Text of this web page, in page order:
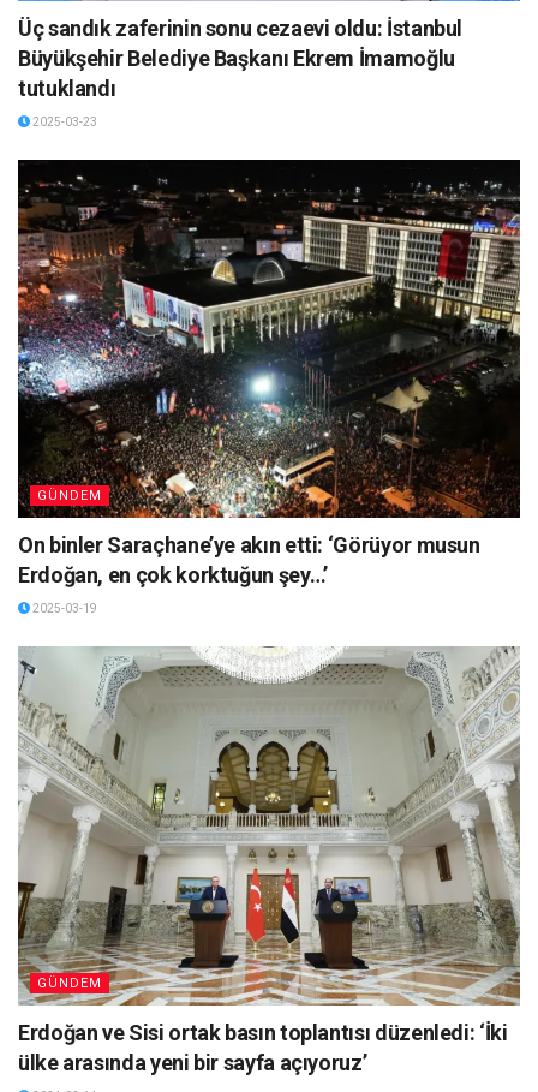
Üç sandık zaferinin sonu cezaevi oldu: İstanbul
Büyükşehir Belediye Başkanı Ekrem İmamoğlu
tutuklandı
2025-03-23
GÜNDEM
On binler Saraçhane’ye akın etti: ‘Görüyor musun
Erdoğan, en çok korktuğun şey…’
2025-03-19
GÜNDEM
Erdoğan ve Sisi ortak basın toplantısı düzenledi: ‘İki
ülke arasında yeni bir sayfa açıyoruz’